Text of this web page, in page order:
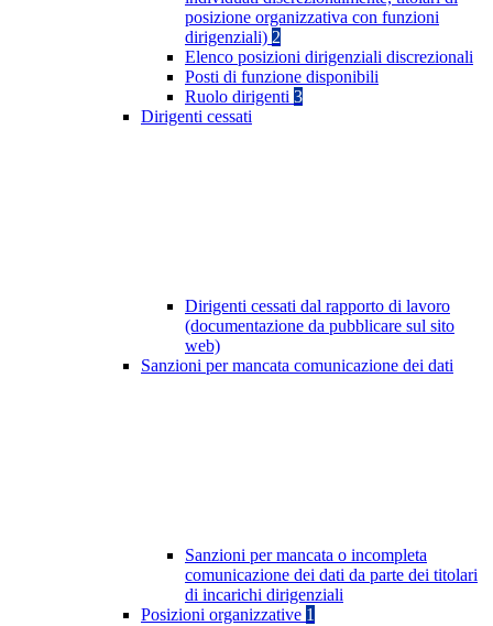
posizione organizzativa con funzioni
dirigenziali) 2
Elenco posizioni dirigenziali discrezionali
Posti di funzione disponibili
Ruolo dirigenti 3
Dirigenti cessati
Dirigenti cessati dal rapporto di lavoro
(documentazione da pubblicare sul sito
web)
Sanzioni per mancata comunicazione dei dati
Sanzioni per mancata o incompleta
comunicazione dei dati da parte dei titolari
di incarichi dirigenziali
Posizioni organizzative 1